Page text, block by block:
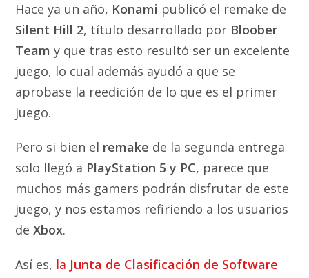
Hace ya un año, Konami publicó el remake de
Silent Hill 2, título desarrollado por Bloober
Team y que tras esto resultó ser un excelente
juego, lo cual además ayudó a que se
aprobase la reedición de lo que es el primer
juego.
Pero si bien el remake de la segunda entrega
solo llegó a PlayStation 5 y PC, parece que
muchos más gamers podrán disfrutar de este
juego, y nos estamos refiriendo a los usuarios
deXbox.
Así es, la Junta de Clasificación de Software